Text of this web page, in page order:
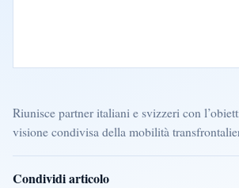
Riunisce partner italiani e svizzeri con
visione condivisa della mobilità
Condividi articolo